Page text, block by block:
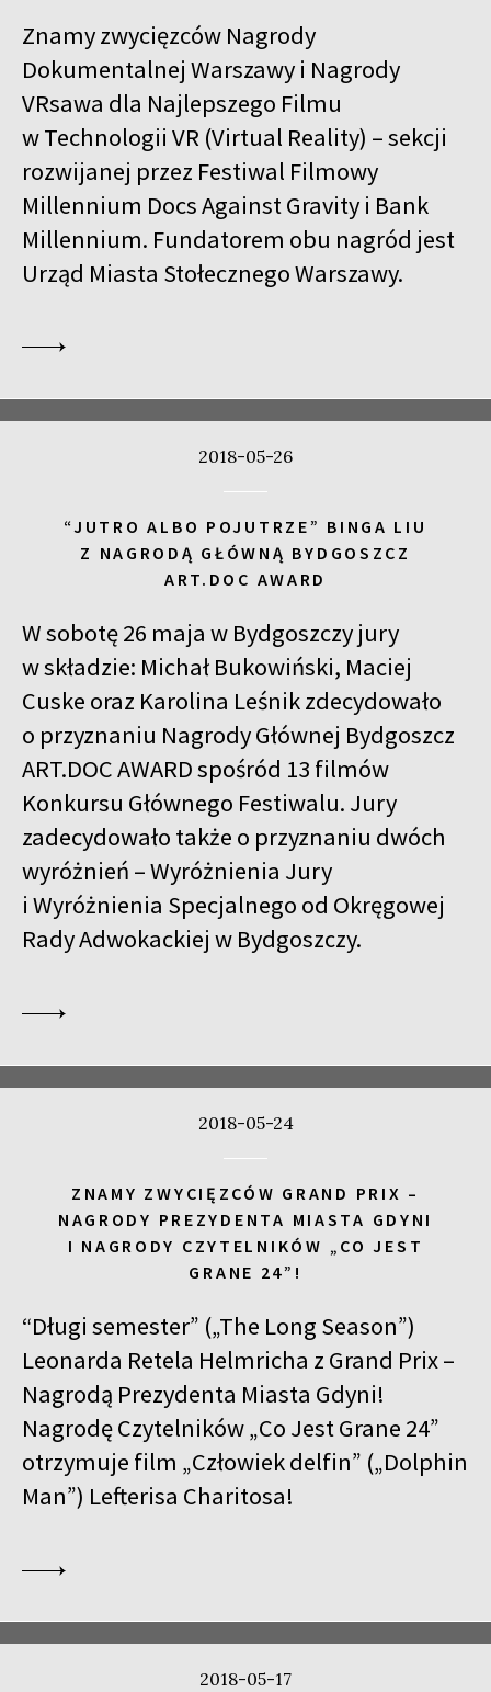
Znamy zwycięzców Nagrody
Dokumentalnej Warszawy i Nagrody
VRsawa dla Najlepszego Filmu
w Technologii VR (Virtual Reality) – sekcji
rozwijanej przez Festiwal Filmowy
Millennium Docs Against Gravity i Bank
Millennium. Fundatorem obu nagród jest
Urząd Miasta Stołecznego Warszawy.
2018-05-26
“JUTRO ALBO POJUTRZE” BINGA LIU
Z NAGRODĄ GŁÓWNĄ BYDGOSZCZ
ART.DOC AWARD
W sobotę 26 maja w Bydgoszczy jury
w składzie: Michał Bukowiński, Maciej
Cuske oraz Karolina Leśnik zdecydowało
o przyznaniu Nagrody Głównej Bydgoszcz
ART.DOC AWARD spośród 13 filmów
Konkursu Głównego Festiwalu. Jury
zadecydowało także o przyznaniu dwóch
wyróżnień – Wyróżnienia Jury
i Wyróżnienia Specjalnego od Okręgowej
Rady Adwokackiej w Bydgoszczy.
2018-05-24
ZNAMY ZWYCIĘZCÓW GRAND PRIX –
NAGRODY PREZYDENTA MIASTA GDYNI
I NAGRODY CZYTELNIKÓW „CO JEST
GRANE 24”!
“Długi semester” („The Long Season”)
Leonarda Retela Helmricha z Grand Prix –
Nagrodą Prezydenta Miasta Gdyni!
Nagrodę Czytelników „Co Jest Grane 24”
otrzymuje film „Człowiek delfin” („Dolphin
Man”) Lefterisa Charitosa!
2018-05-17